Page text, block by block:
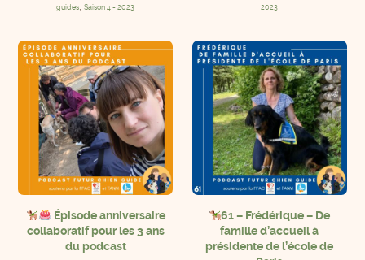
guides,Saison 4 - 2023
2023
Épisode anniversaire
collaboratif pour les 3 ans
du podcast
61 – Frédérique – De
famille d’accueil à
présidente de l’école de